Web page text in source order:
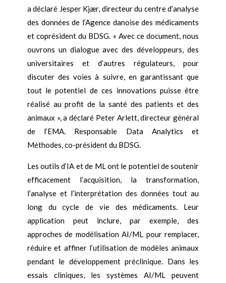
a déclaré Jesper Kjær, directeur du centre d’analyse
des données de l’Agence danoise des médicaments
et coprésident du BDSG. « Avec ce document, nous
ouvrons un dialogue avec des développeurs, des
universitaires et d’autres régulateurs, pour
discuter des voies à suivre, en garantissant que
tout le potentiel de ces innovations puisse être
réalisé au profit de la santé des patients et des
animaux », a déclaré Peter Arlett, directeur général
de l’EMA. Responsable Data Analytics et
Méthodes, co-président du BDSG.
Les outils d’IA et de ML ont le potentiel de soutenir
efficacement l’acquisition, la transformation,
l’analyse et l’interprétation des données tout au
long du cycle de vie des médicaments. Leur
application peut inclure, par exemple, des
approches de modélisation AI/ML pour remplacer,
réduire et affiner l’utilisation de modèles animaux
pendant le développement préclinique. Dans les
essais cliniques, les systèmes AI/ML peuvent